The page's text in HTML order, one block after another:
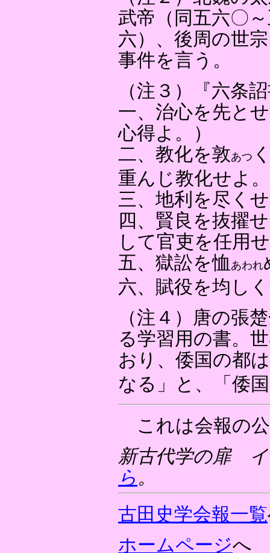
武帝（同五六〇
六）、後周の世
事件を言う。
（注３）『六条
一、治心を先と
心得よ。）
二、教化を敦あつ
重んじ教化せよ
三、地利を尽く
四、賢良を抜擢
して官吏を任用
五、獄訟を恤 あわれ
六、賦役を均し
（注４）唐の張
る学習用の書。
おり、倭国の都
なる」と、「倭
これは会報の
新古代学の扉
ら 。
古田史学会報一覧
ホームページへ